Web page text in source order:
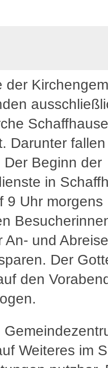
der
Darunter
Der Beginn der
in
9 Uhr morgens
An- und
Der
den
Weiteres im